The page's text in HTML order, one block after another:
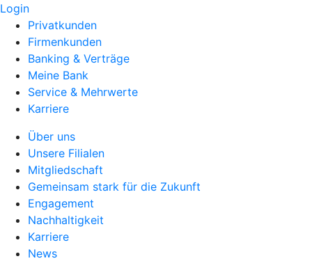
Login
Privatkunden
Firmenkunden
Banking & Verträge
Meine Bank
Service & Mehrwerte
Karriere
Über uns
Unsere Filialen
Mitgliedschaft
Gemeinsam stark für die Zukunft
Engagement
Nachhaltigkeit
Karriere
News